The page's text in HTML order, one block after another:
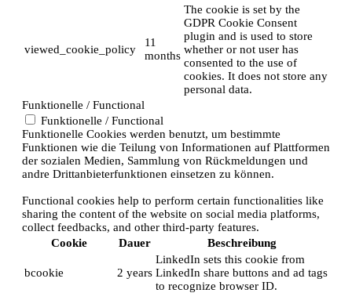
viewed_cookie_policy
11
months
The cookie is set by the
GDPR Cookie Consent
plugin and is used to store
whether or not user has
consented to the use of
cookies. It does not store any
personal data.
Funktionelle / Functional
Funktionelle / Functional
Funktionelle Cookies werden benutzt, um bestimmte
Funktionen wie die Teilung von Informationen auf Plattformen
der sozialen Medien, Sammlung von Rückmeldungen und
andre Drittanbieterfunktionen einsetzen zu können.
Functional cookies help to perform certain functionalities like
sharing the content of the website on social media platforms,
collect feedbacks, and other third-party features.
Cookie
Dauer Beschreibung
bcookie 2 years
LinkedIn sets this cookie from
LinkedIn share buttons and ad tags
to recognize browser ID.